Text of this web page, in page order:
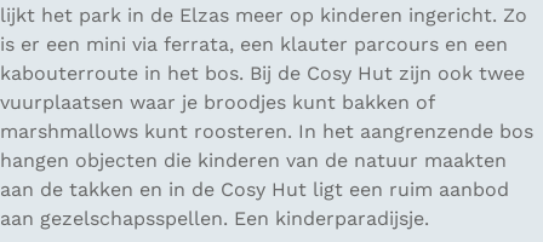
lijkt het park in de Elzas meer op kinderen ingericht. Zo
is er een mini via ferrata, een klauter parcours en een
kabouterroute in het bos. Bij de Cosy Hut zijn ook twee
vuurplaatsen waar je broodjes kunt bakken of
marshmallows kunt roosteren. In het aangrenzende bos
hangen objecten die kinderen van de natuur maakten
aan de takken en in de Cosy Hut ligt een ruim aanbod
aan gezelschapsspellen. Een kinderparadijsje.